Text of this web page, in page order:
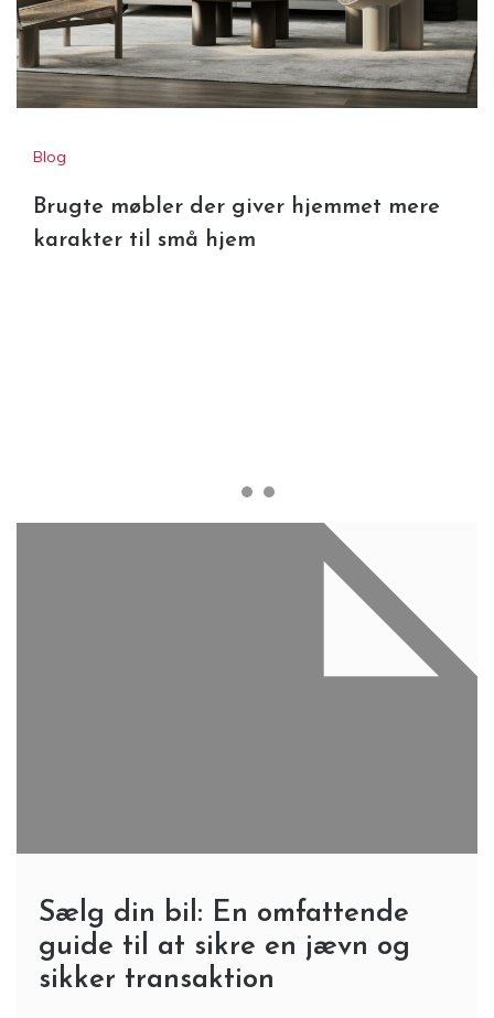
Blog
Brugte møbler der giver hjemmet mere
karakter til små hjem
Sælg din bil: En omfattende
guide til at sikre en jævn og
sikker transaktion